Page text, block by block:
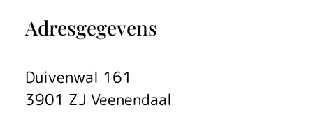
Adresgegevens
Duivenwal 161
3901 ZJ Veenendaal